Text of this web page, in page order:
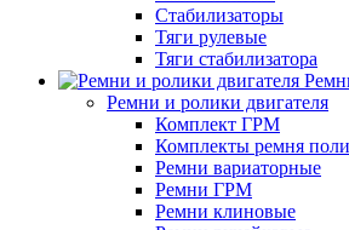
Стабилизаторы
Тяги рулевые
Тяги стабилизатора
Ремни и ролики двигателя
Комплект ГРМ
Комплекты ремня
Ремни вариаторные
Ремни ГРМ
Ремни клиновые